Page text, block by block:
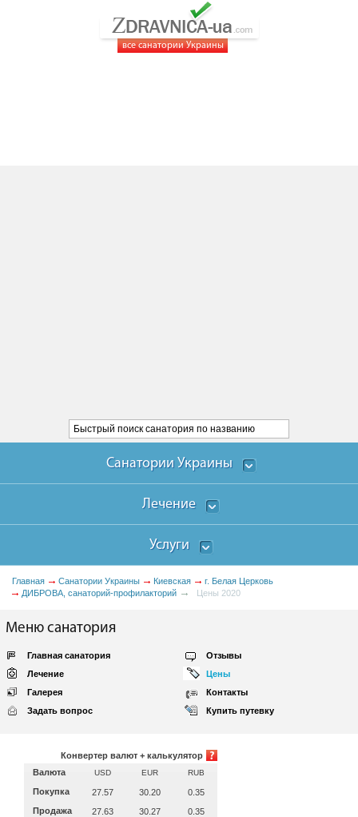
все санатории Украины
Санатории Украины
Лечение
Услуги
Главная Санатории Украины Киевская
г. Белая Церковь
ДИБРОВА, санаторий-профилакторий
Цены 2020
Меню санатория
Главная санатория
Отзывы
Лечение
Цены
Галерея
Контакты
Задать вопрос
Купить путевку
Конвертер валют + калькулятор
Валюта
Покупка
Продажа
USD
27.57
27.63
EUR
30.20
30.27
RUB
0.35
0.35